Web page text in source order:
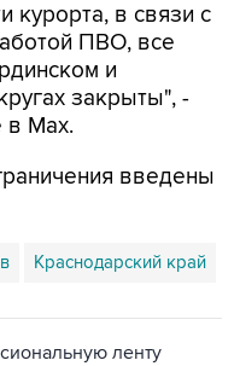
курорта, в связи с
ПВО, все
и
закрыты", -
в Max.
введены
Краснодарский край
ленту